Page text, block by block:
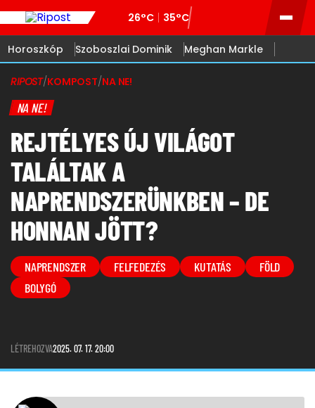
26°C 35°C
Horoszkóp Szoboszlai Dominik Meghan Markle
RIPOST/KOMPOST/NA NE!
NA NE!
REJTÉLYES ÚJ VILÁGOT
TALÁLTAK A
NAPRENDSZERÜNKBEN – DE
HONNAN JÖTT?
NAPRENDSZER FELFEDEZÉS KUTATÁS
FÖLD
BOLYGÓ
LÉTREHOZVA2025. 07. 17. 20:00